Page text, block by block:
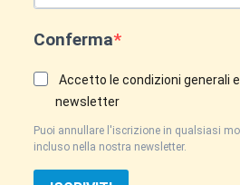
Conferma
Accetto le condizioni generali
newsletter
Puoi annullare l'iscrizione in qualsiasi
incluso nella nostra newsletter.